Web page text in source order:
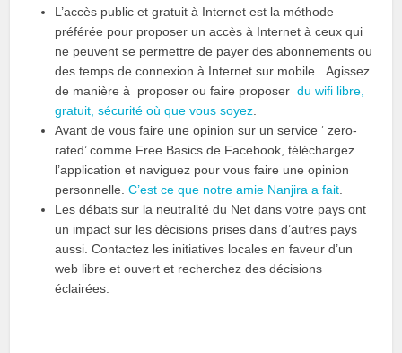
L’accès public et gratuit à Internet est la méthode
préférée pour proposer un accès à Internet à ceux qui
ne peuvent se permettre de payer des abonnements ou
des temps de connexion à Internet sur mobile. Agissez
de manière à proposer ou faire proposerdu wifi libre,
gratuit, sécurité où que vous soyez
Avant de vous faire une opinion sur un service ‘ zero-
rated’ comme Free Basics de Facebook, téléchargez
l’application et naviguez pour vous faire une opinion
personnelle.C’est ce que notre amie Nanjira a fait
Les débats sur la neutralité du Net dans votre pays ont
un impact sur les décisions prises dans d’autres pays
aussi. Contactez les initiatives locales en faveur d’un
web libre et ouvert et recherchez des décisions
éclairées.